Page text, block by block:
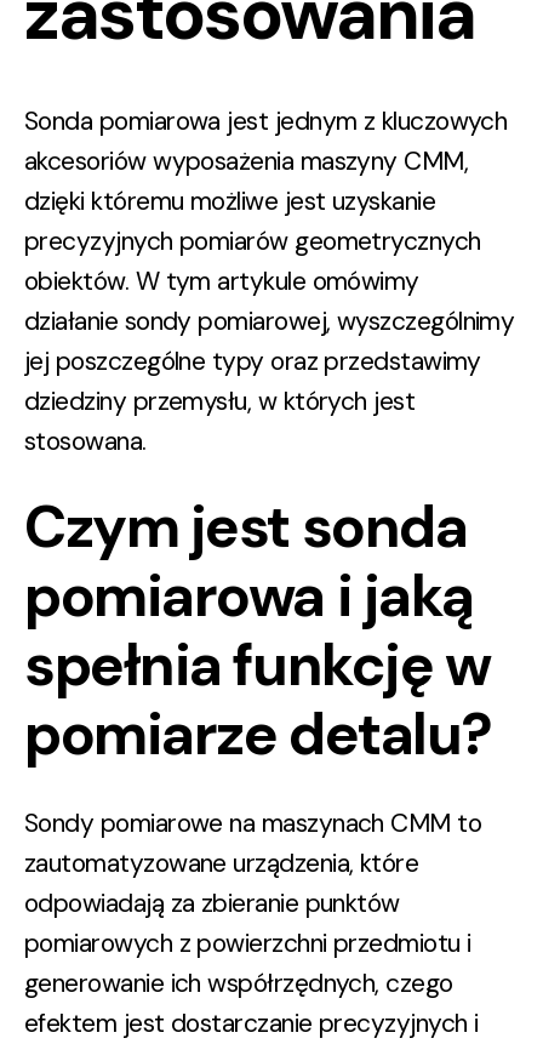
Sonda pomiarowa jest jednym z kluczowych
akcesoriów wyposażenia maszyny CMM,
dzięki któremu możliwe jest uzyskanie
precyzyjnych pomiarów geometrycznych
obiektów. W tym artykule omówimy
działanie sondy pomiarowej, wyszczególnimy
jej poszczególne typy oraz przedstawimy
dziedziny przemysłu, w których jest
stosowana.
Czym jest sonda
pomiarowa i jaką
spełnia funkcję w
pomiarze detalu?
Sondy pomiarowe na maszynach CMM to
zautomatyzowane urządzenia, które
odpowiadają za zbieranie punktów
pomiarowych z powierzchni przedmiotu i
generowanie ich współrzędnych, czego
efektem jest dostarczanie precyzyjnych i